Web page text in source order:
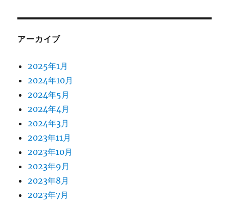
アーカイブ
2025年1月
2024年10月
2024年5月
2024年4月
2024年3月
2023年11月
2023年10月
2023年9月
2023年8月
2023年7月